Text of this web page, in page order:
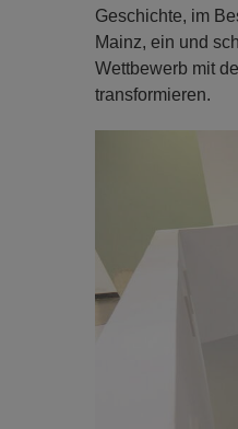
Geschichte, im
Mainz, ein und
Wettbewerb mit
transformieren.